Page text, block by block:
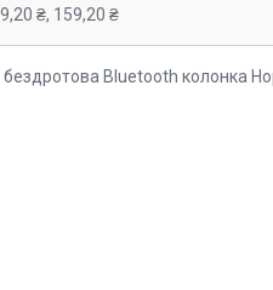
₴, 159,20 ₴
Bluetooth колонка